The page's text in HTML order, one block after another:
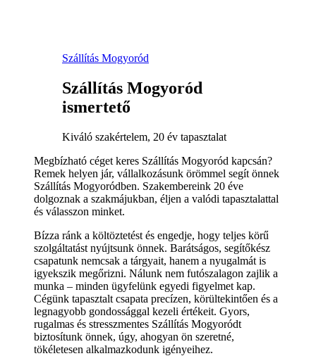
Szállítás Mogyoród
Szállítás Mogyoród
ismertető
Kiváló szakértelem, 20 év tapasztalat
Megbízható céget keres Szállítás Mogyoród kapcsán?
Remek helyen jár, vállalkozásunk örömmel segít önnek
Szállítás Mogyoródben. Szakembereink 20 éve
dolgoznak a szakmájukban, éljen a valódi tapasztalattal
és válasszon minket.
Bízza ránk a költöztetést és engedje, hogy teljes körű
szolgáltatást nyújtsunk önnek. Barátságos, segítőkész
csapatunk nemcsak a tárgyait, hanem a nyugalmát is
igyekszik megőrizni. Nálunk nem futószalagon zajlik a
munka – minden ügyfelünk egyedi figyelmet kap.
Cégünk tapasztalt csapata precízen, körültekintően és a
legnagyobb gondossággal kezeli értékeit. Gyors,
rugalmas és stresszmentes Szállítás Mogyoródt
biztosítunk önnek, úgy, ahogyan ön szeretné,
tökéletesen alkalmazkodunk igényeihez.